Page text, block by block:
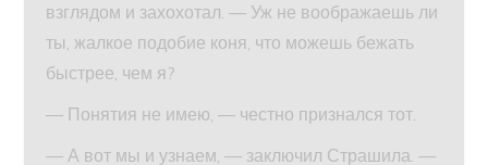
взглядом и захохотал. — Уж не воображаешь ли
ты, жалкое подобие коня, что можешь бежать
быстрее, чем я?
— Понятия не имею, — честно признался тот.
— А вот мы и узнаем, — заключил Страшила. —